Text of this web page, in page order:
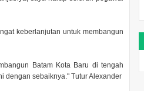
keberlanjutan untuk membangun
Batam Kota Baru di tengah
dengan sebaiknya." Tutur Alexander